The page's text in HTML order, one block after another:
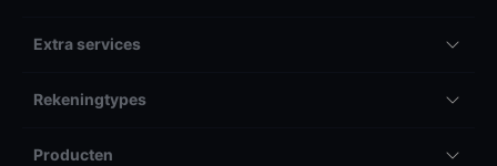
Extra services
Rekeningtypes
Producten